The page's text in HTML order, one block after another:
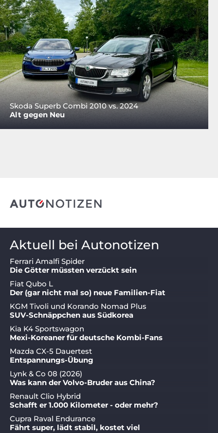
Skoda Superb Combi 2010 vs. 2024
Alt gegen Neu
Aktuell bei Autonotizen
Ferrari Amalfi Spider
Die Götter müssten verzückt sein
Fiat Qubo L
Der (gar nicht mal so) neue Familien-Fiat
KGM Tivoli und Korando Nomad Plus
SUV-Schnäppchen aus Südkorea
Kia K4 Sportswagon
Mexi-Koreaner für deutsche Kombi-Fans
Mazda CX-5 Dauertest
Entspannungs-Übung
Lynk & Co 08 (2026)
Was kann der Volvo-Bruder aus China?
Renault Clio Hybrid
Schafft er 1.000 Kilometer - oder mehr?
Cupra Raval Endurance
Fährt super, lädt stabil, kostet viel